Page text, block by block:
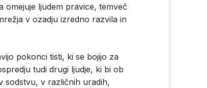
omejuje ljudem pravice, temveč
v ozadju izredno razvila in
pokonci tisti, ki se bojijo za
tudi drugi ljudje, ki bi ob
sodstvu, v različnih uradih,